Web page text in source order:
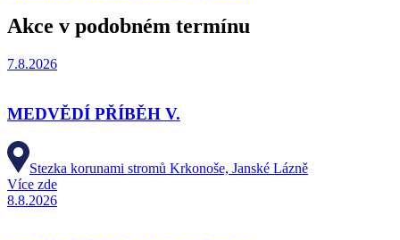
Akce v podobném termínu
7.8.2026
MEDVĚDÍ PŘÍBĚH V.
Stezka korunami stromů Krkonoše, Janské Lázně
Více zde
8.8.2026